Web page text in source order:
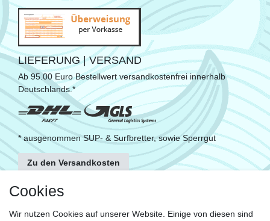
LIEFERUNG | VERSAND
Ab 95.00 Euro Bestellwert versandkostenfrei innerhalb
Deutschlands.*
* ausgenommen SUP- & Surfbretter, sowie Sperrgut
Zu den Versandkosten
FOLGE UNS
Cookies
Wir nutzen Cookies auf unserer Website. Einige von diesen sind